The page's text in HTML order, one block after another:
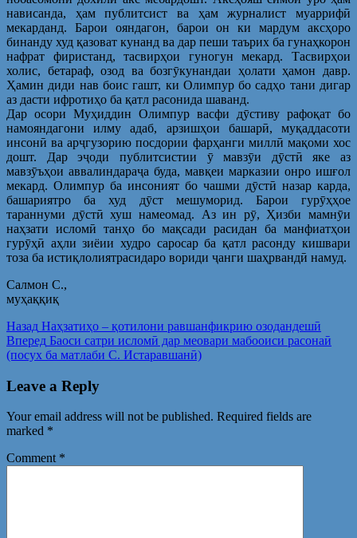
нависанда, ҳам публитсист ва ҳам журналист муаррифӣ
мекарданд. Барои ояндагон, барои он ки мардум аксҳоро
бинанду худ қазоват кунанд ва дар пеши таърих ба гунаҳкорон
нафрат фиристанд, тасвирҳои гуногун мекард. Тасвирҳои
холис, бетараф, озод ва бозгӯкунандаи ҳолати ҳамон давр.
Ҳамин диди нав боис гашт, ки Олимпур бо садҳо тани дигар
аз дасти ифротиҳо ба қатл расонида шаванд.
Дар осори Муҳиддин Олимпур васфи дӯстиву рафоқат бо
намояндагони илму адаб, арзишҳои башарӣ, муқаддасоти
инсонӣ ва арҷгузорию посдории фарҳанги миллӣ мақоми хос
дошт. Дар эҷоди публитсистии ӯ мавзӯи дӯстӣ яке аз
мавзӯъҳои аввалиндараҷа буда, мавқеи марказии онро ишғол
мекард. Олимпур ба инсоният бо чашми дӯстӣ назар карда,
башариятро ба худ дӯст мешуморид. Барои гурӯҳҳое
тараннуми дӯстӣ хуш намеомад. Аз ин рӯ, Ҳизби мамнӯи
наҳзати исломӣ танҳо бо мақсади расидан ба манфиатҳои
гурӯҳӣ аҳли зиёии худро саросар ба қатл расонду кишвари
тоза ба истиқлолиятрасидаро вориди ҷанги шаҳрвандӣ намуд.
Салмон С.,
муҳаққиқ
Post
navigation
Назад Предыдущая
запись:
Наҳзатиҳо – қотилони равшанфикрию озодандешӣ
Вперед Следующая
запись:
Баoси сатри исломӣ дар меoвари мабоoиси расонаӣ
(посух ба матлаби С. Истаравшанӣ)
Leave a Reply
Your email address will not be published. Required fields are
marked *
Comment *